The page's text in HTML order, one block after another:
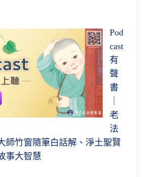
Pod
cast
有
聲
書
老
法
師竹窗隨筆白話解、淨土聖賢
事大智慧